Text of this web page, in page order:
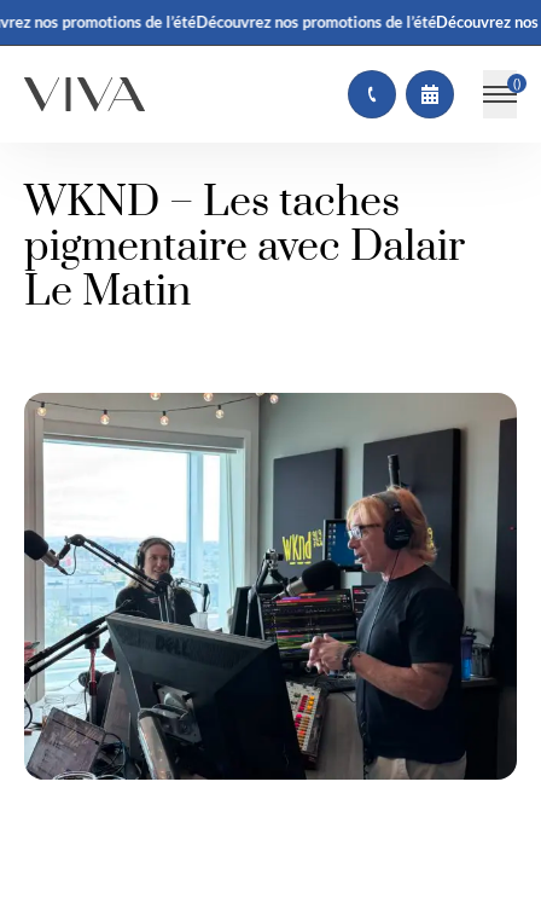
nos promotions de l’étéDécouvrez nos promotions de l’étéDécouvrez nos
()
WKND – Les taches
pigmentaire avec Dalair
Le Matin